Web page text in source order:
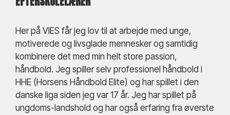
Her på VIES får jeg lov til at arbejde med unge,
motiverede og livsglade mennesker og samtidig
kombinere det med min helt store passion,
håndbold. Jeg spiller selv professionel håndbold i
HHE (Horsens Håndbold Elite) og har spillet i den
danske liga siden jeg var 17 år. Jeg har spillet på
ungdoms-landshold og har også erfaring fra øverste